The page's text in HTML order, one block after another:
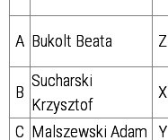
A Bukolt Beata Z
B
Sucharski
Krzysztof
X
C Malszewski Adam Y